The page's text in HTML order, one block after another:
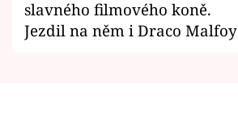
slavného filmového koně.
Jezdil na něm i Draco Malfoy